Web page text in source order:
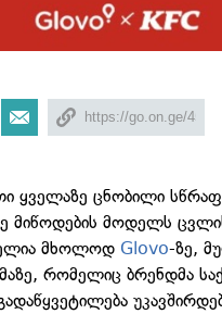
ცნობილი
მიწოდების მოდელს
მხოლოდ Glovo-ზე,
რომელიც ბრენდმა